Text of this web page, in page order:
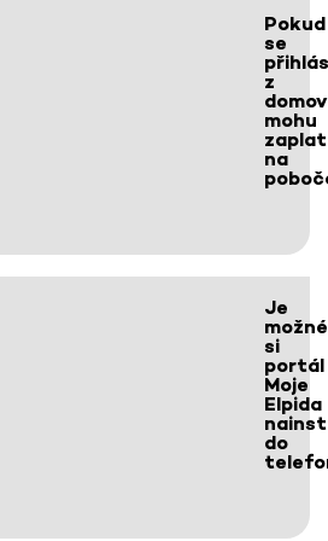
Pokud
se
z
mohu
na
Je
možné
si
portál
Moje
Elpida
do